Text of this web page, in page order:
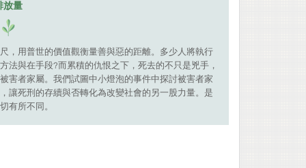
放量
，用普世的價值觀衡量善與惡的距離。多少人將執行
法與在手段?而累積的仇恨之下，死去的不只是兇手，
害者家屬。我們試圖中小燈泡的事件中探討被害者家
讓死刑的存續與否轉化為改變社會的另一股力量。是
有所不同。